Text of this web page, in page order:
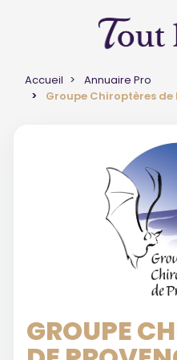
Accueil
Annuaire Pro
Groupe Chiroptères de
GROUPE